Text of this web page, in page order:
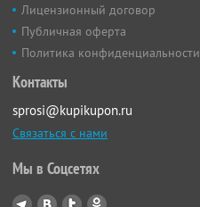
Лицензионный договор
Публичная оферта
Политика конфиденциальности
Контакты
sprosi@kupikupon.ru
Связаться с нами
Мы в Соцсетях